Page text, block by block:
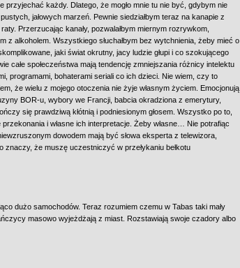
każdy. Dlatego, że mogło mnie tu nie być, gdybym nie
jałowych marzeń. Pewnie siedziałbym teraz na kanapie z
Przerzucając kanały, pozwalałbym miernym rozrywkom,
alkoholem. Wszystkiego słuchałbym bez wytchnienia, żeby mieć o
jaki świat okrutny, jacy ludzie głupi i co szokującego
całe społeczeństwa mają tendencję zmniejszania różnicy intelektu
programami, bohaterami seriali co ich dzieci. Nie wiem, czy to
że wielu z mojego otoczenia nie żyje własnym życiem. Emocjonują
BOR-u, wybory we Francji, babcia okradziona z emerytury,
się prawdziwą kłótnią i podniesionym głosem. Wszystko po to,
i własne ich interpretacje. Żeby własne… Nie potrafiąc
dowodem mają być słowa eksperta z telewizora,
że muszę uczestniczyć w przełykaniu bełkotu
dużo samochodów. Teraz rozumiem czemu w Tabas taki mały
masowo wyjeżdżają z miast. Rozstawiają swoje czadory albo